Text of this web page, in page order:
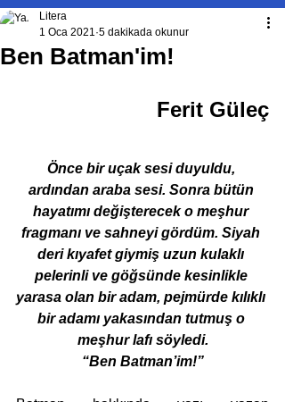
Ben Batman'im!
Litera
1 Oca 2021 5 dakikada okunur
Ferit Güleç
Önce bir uçak sesi duyuldu,
ardından araba sesi. Sonra bütün
hayatımı değişterecek o meşhur
fragmanı ve sahneyi gördüm. Siyah
deri kıyafet giymiş uzun kulaklı
pelerinli ve göğsünde kesinlikle
yarasa olan bir adam, pejmürde kılıklı
bir adamı yakasından tutmuş o
meşhur lafı söyledi.
“Ben Batman’im!”